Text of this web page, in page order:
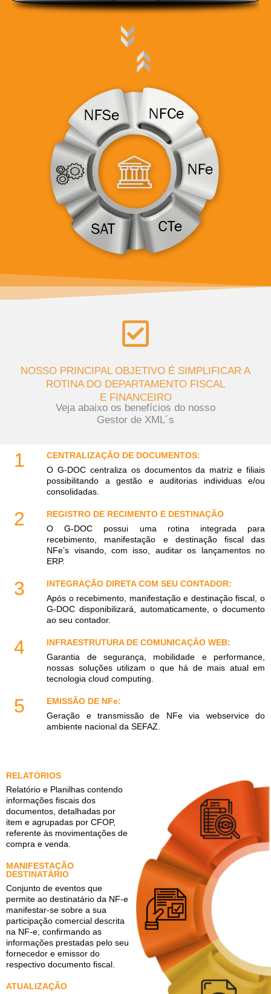
NOSSO PRINCIPAL OBJETIVO É SIMPLIFICAR A
ROTINA DO DEPARTAMENTO FISCAL
E FINANCEIRO
Veja abaixo os benefícios do nosso
Gestor de XML´s
1
CENTRALIZAÇÃO DE DOCUMENTOS:
O G-DOC centraliza os documentos da matriz e filiais
possibilitando a gestão e auditorias individuas e/ou
consolidadas.
2
REGISTRO DE RECIMENTO E DESTINAÇÃO
O G-DOC possui uma rotina integrada para
recebimento, manifestação e destinação fiscal das
NFe’s visando, com isso, auditar os lançamentos no
ERP.
3
INTEGRAÇÃO DIRETA COM SEU CONTADOR:
Após o recebimento, manifestação e destinação fiscal, o
G-DOC disponibilizará, automaticamente, o documento
ao seu contador.
4
INFRAESTRUTURA DE COMUNICAÇÃO WEB:
Garantia de segurança, mobilidade e performance,
nossas soluções utilizam o que há de mais atual em
tecnologia cloud computing.
5
EMISSÃO DE NFe:
Geração e transmissão de NFe via webservice do
ambiente nacional da SEFAZ.
RELATÓRIOS
Relatório e Planilhas contendo
informações fiscais dos
documentos, detalhadas por
item e agrupadas por CFOP,
referente às movimentações de
compra e venda.
MANIFESTAÇÃO
DESTINATÁRIO
Conjunto de eventos que
permite ao destinatário da NF-e
manifestar-se sobre a sua
participação comercial descrita
na NF-e, confirmando as
informações prestadas pelo seu
fornecedor e emissor do
respectivo documento fiscal.
ATUALIZAÇÃO